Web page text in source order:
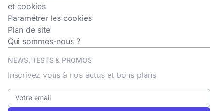
et cookies
Paramétrer les cookies
Plan de site
Qui sommes-nous ?
NEWS, TESTS & PROMOS
Inscrivez vous à nos actus et bons plans